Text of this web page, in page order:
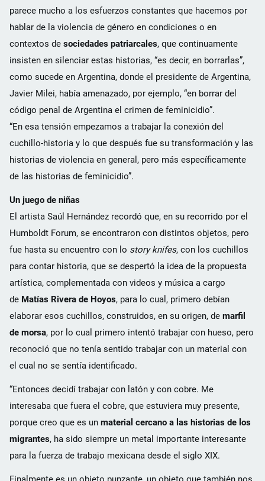
parece mucho a los esfuerzos constantes que hacemos por
hablar de la violencia de género en condiciones o en
contextos de sociedades patriarcales, que continuamente
insisten en silenciar estas historias, “es decir, en borrarlas”,
como sucede en Argentina, donde el presidente de Argentina,
Javier Milei, había amenazado, por ejemplo, “en borrar del
código penal de Argentina el crimen de feminicidio”.
“En esa tensión empezamos a trabajar la conexión del
cuchillo-historia y lo que después fue su transformación y las
historias de violencia en general, pero más específicamente
de las historias de feminicidio”.
Un juego de niñas
El artista Saúl Hernández recordó que, en su recorrido por el
Humboldt Forum, se encontraron con distintos objetos, pero
fue hasta su encuentro con lo story knifes, con los cuchillos
para contar historia, que se despertó la idea de la propuesta
artística, complementada con videos y música a cargo
de Matías Rivera de Hoyos, para lo cual, primero debían
elaborar esos cuchillos, construidos, en su origen, de marfil
de morsa, por lo cual primero intentó trabajar con hueso, pero
reconoció que no tenía sentido trabajar con un material con
el cual no se sentía identificado.
“Entonces decidí trabajar con latón y con cobre. Me
interesaba que fuera el cobre, que estuviera muy presente,
porque creo que es un material cercano a las historias de los
migrantes, ha sido siempre un metal importante interesante
para la fuerza de trabajo mexicana desde el siglo XIX.